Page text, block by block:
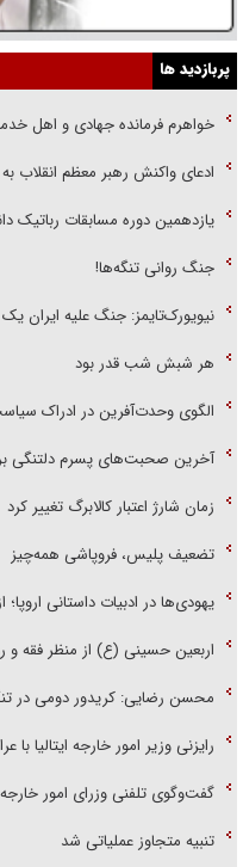
پربازدید ها
خواهرم فرمانده جهادی و اهل
ادعای واکنش رهبر معظم
یازدهمین دوره مسابقات رباتیک
جنگ روانی تنگه‌ها!
نیویورک‌تایمز: جنگ علیه ایران
هر شبش شب قدر بود
الگوی وحدت‌آفرین در ادراک
آخرین صحبت‌های پسرم دلتنگی
زمان شارژ اعتبار کالابرگ تغییر کرد
تضعیف پلیس، فروپاشی همه‌چیز
یهودی‌ها در ادبیات داستانی اروپا؛
اربعین حسینی (ع) از منظر فقه و
محسن رضایی: کریدور دومی در
رایزنی وزیر امور خارجه ایتالیا با
گفت‌وگوی تلفنی وزرای امور
تنبیه متجاوز عملیاتی شد